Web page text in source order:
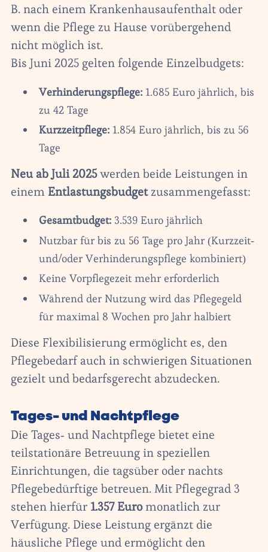
B. nach einem Krankenhausaufenthalt oder
wenn die Pflege zu Hause vorübergehend
nicht möglich ist.
Bis Juni 2025 gelten folgende Einzelbudgets:
Verhinderungspflege:1.685 Euro jährlich, bis
zu 42 Tage
Kurzzeitpflege:1.854 Euro jährlich, bis zu 56
Tage
Neu ab Juli 2025werden beide Leistungen in
einem Entlastungsbudgetzusammengefasst:
Gesamtbudget:3.539 Euro jährlich
Nutzbar für bis zu 56 Tage pro Jahr (Kurzzeit-
und/oder Verhinderungspflege kombiniert)
Keine Vorpflegezeit mehr erforderlich
Während der Nutzung wird das Pflegegeld
für maximal 8 Wochen pro Jahr halbiert
Diese Flexibilisierung ermöglicht es, den
Pflegebedarf auch in schwierigen Situationen
gezielt und bedarfsgerecht abzudecken.
Tages- und Nachtpflege
Die Tages- und Nachtpflege bietet eine
teilstationäre Betreuung in speziellen
Einrichtungen, die tagsüber oder nachts
Pflegebedürftige betreuen. Mit Pflegegrad 3
stehen hierfür 1.357 Euromonatlich zur
Verfügung. Diese Leistung ergänzt die
häusliche Pflege und ermöglicht den